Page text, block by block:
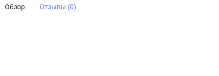
Обзор Отзывы (0)